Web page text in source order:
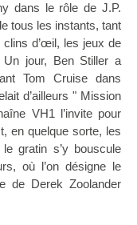
dans le rôle de J.P.
tous les instants, tant
d’œil, les jeux de
jour, Ben Stiller a
Tom Cruise dans
d’ailleurs " Mission
VH1 l’invite pour
en quelque sorte, les
gratin s’y bouscule
où l’on désigne le
de Derek Zoolander